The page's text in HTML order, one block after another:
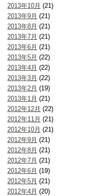
2013年10月 (21)
2013年9月 (21)
2013年8月 (21)
2013年7月 (21)
2013年6月 (21)
2013年5月 (22)
2013年4月 (22)
2013年3月 (22)
2013年2月 (19)
2013年1月 (21)
2012年12月 (22)
2012年11月 (21)
2012年10月 (21)
2012年9月 (21)
2012年8月 (21)
2012年7月 (21)
2012年6月 (19)
2012年5月 (21)
2012年4月 (20)